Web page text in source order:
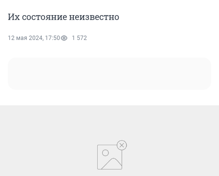
Их состояние неизвестно
12 мая 2024, 17:50 1 572